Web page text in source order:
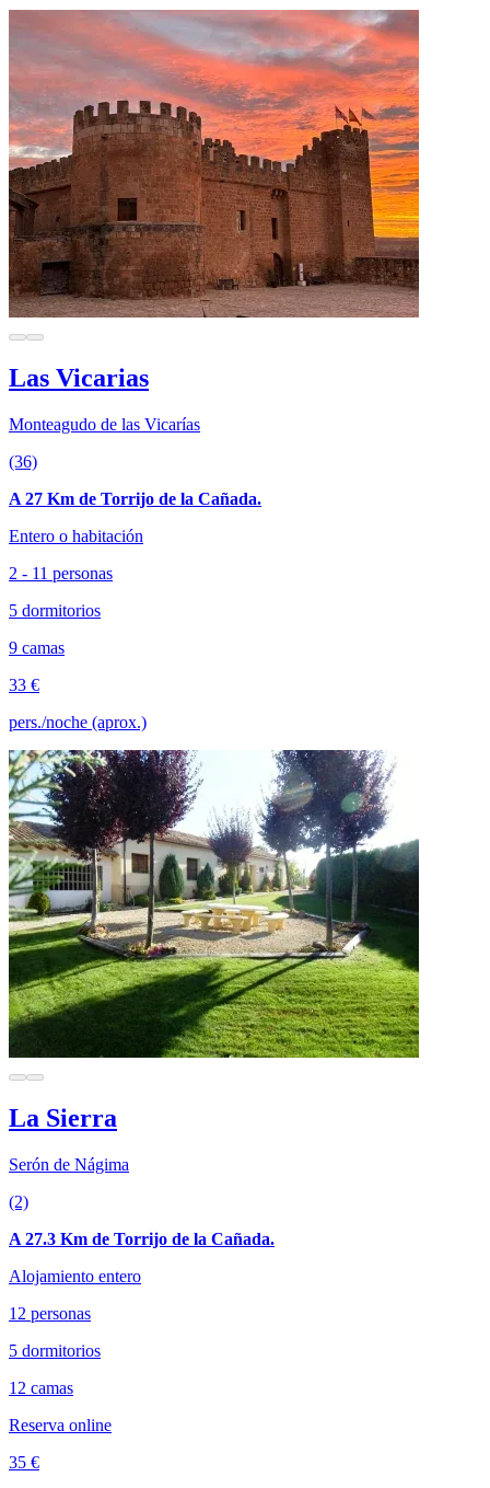
Las Vicarias
Monteagudo de las Vicarías
(36)
A 27 Km de Torrijo de la Cañada.
Entero o habitación
2 - 11 personas
5 dormitorios
9 camas
33 €
pers./noche (aprox.)
La Sierra
Serón de Nágima
(2)
A 27.3 Km de Torrijo de la Cañada.
Alojamiento entero
12 personas
5 dormitorios
12 camas
Reserva online
35 €